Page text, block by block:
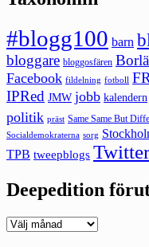
#blogg100 barn
bloggare bloggosfären
Facebook fildelning fotboll
IPRed JMW jobb kalendern
politik präst Same Same But
Socialdemokraterna sorg
TPB tweepblogs Twitter
Deepedition
Deepedition